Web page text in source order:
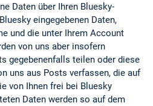
Daten über Ihren Bluesky-
eingegebenen Daten,
und die unter Ihrem Account
von uns aber insofern
gegebenenfalls teilen oder diese
uns aus Posts verfassen, die auf
von Ihnen frei bei Bluesky
Daten werden so auf dem